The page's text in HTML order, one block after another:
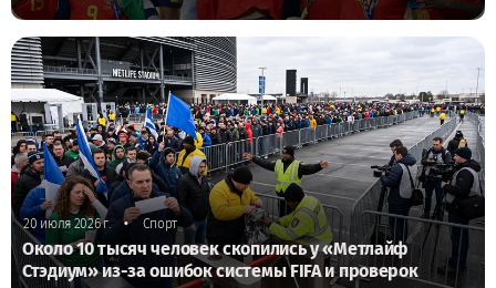
20 июля 2026 г. • Спорт
Около 10 тысяч человек скопились у «Метлайф
Стэдиум» из-за ошибок системы FIFA и проверок